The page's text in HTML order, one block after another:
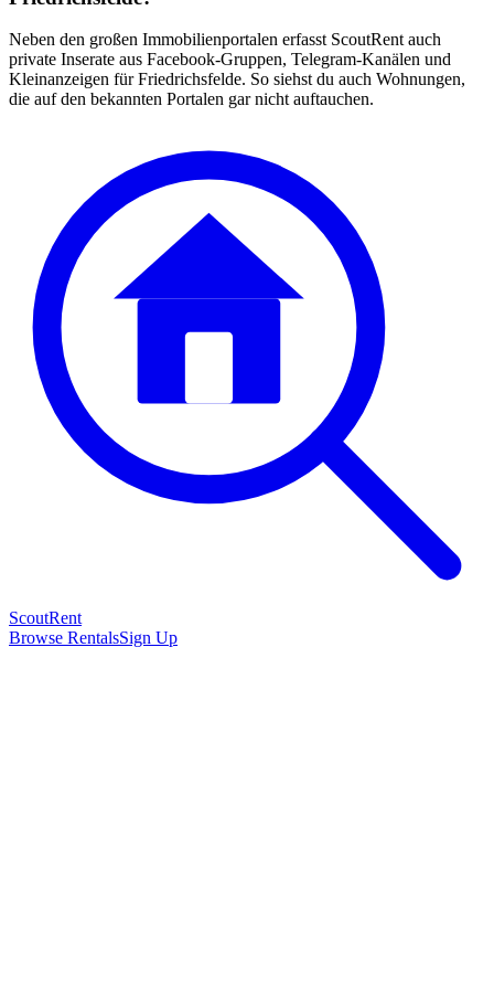
Neben den großen Immobilienportalen erfasst ScoutRent auch
private Inserate aus Facebook-Gruppen, Telegram-Kanälen und
Kleinanzeigen für Friedrichsfelde. So siehst du auch Wohnungen,
die auf den bekannten Portalen gar nicht auftauchen.
ScoutRent
Browse RentalsSign Up